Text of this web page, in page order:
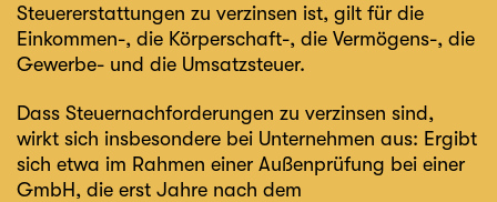
Steuererstattungen zu verzinsen ist, gilt für die
Einkommen-, die Körperschaft-, die Vermögens-, die
Gewerbe- und die Umsatzsteuer.
Dass Steuernachforderungen zu verzinsen sind,
wirkt sich insbesondere bei Unternehmen aus: Ergibt
sich etwa im Rahmen einer Außenprüfung bei einer
GmbH, die erst Jahre nach dem